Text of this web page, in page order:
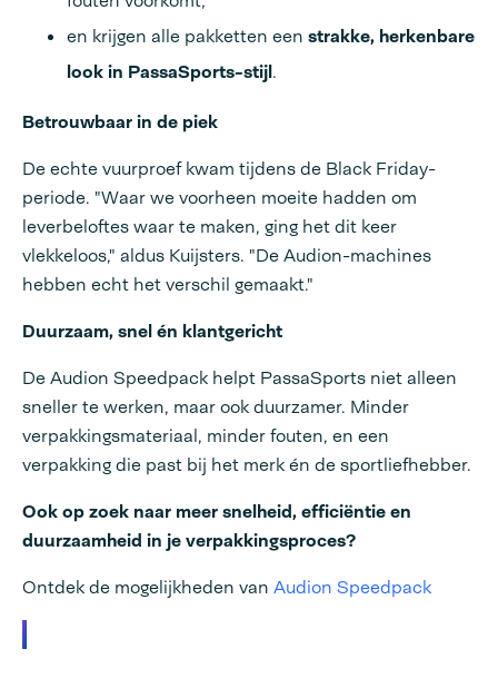
en krijgen alle pakketten een strakke, herkenbare
look in PassaSports-stijl.
Betrouwbaar in de piek
De echte vuurproef kwam tijdens de Black Friday-
periode. "Waar we voorheen moeite hadden om
leverbeloftes waar te maken, ging het dit keer
vlekkeloos," aldus Kuijsters. "De Audion-machines
hebben echt het verschil gemaakt."
Duurzaam, snel én klantgericht
De Audion Speedpack helpt PassaSports niet alleen
sneller te werken, maar ook duurzamer. Minder
verpakkingsmateriaal, minder fouten, en een
verpakking die past bij het merk én de sportliefhebber.
Ook op zoek naar meer snelheid, efficiëntie en
duurzaamheid in je verpakkingsproces?
Ontdek de mogelijkheden van Audion Speedpack